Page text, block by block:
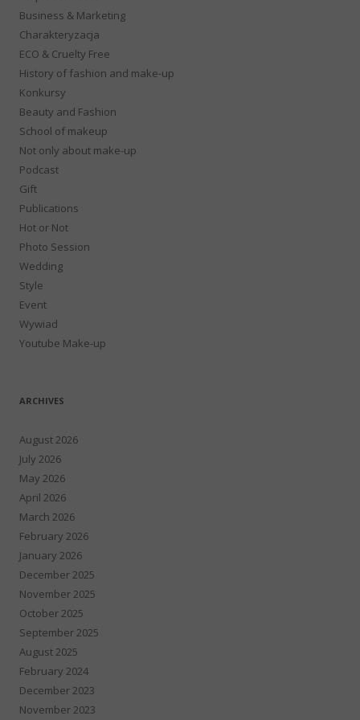
Business & Marketing
Charakteryzacja
ECO & Cruelty Free
History of fashion and make-up
Konkursy
Beauty and Fashion
School of makeup
Not only about make-up
Podcast
Gift
Publications
Hot or Not
Photo Session
Wedding
Style
Event
Wywiad
Youtube Make-up
ARCHIVES
August 2026
July 2026
May 2026
April 2026
March 2026
February 2026
January 2026
December 2025
November 2025
October 2025
September 2025
August 2025
February 2024
December 2023
November 2023